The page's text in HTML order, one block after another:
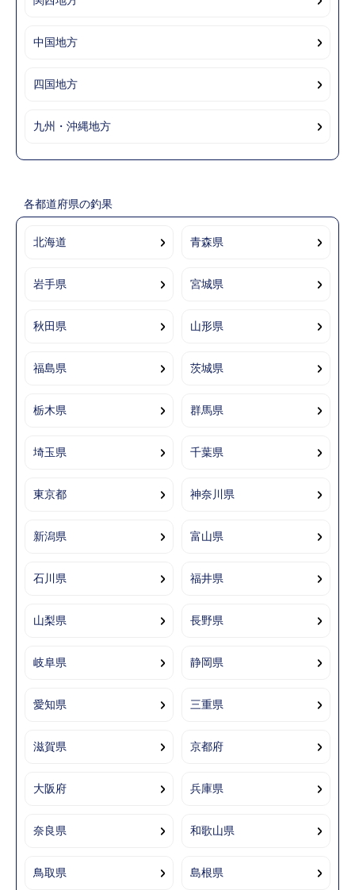
中国地方
四国地方
九州・沖縄地方
各都道府県の釣果
北海道 青森県
岩手県 宮城県
秋田県 山形県
福島県 茨城県
栃木県 群馬県
埼玉県 千葉県
東京都 神奈川県
新潟県 富山県
石川県 福井県
山梨県 長野県
岐阜県 静岡県
愛知県 三重県
滋賀県 京都府
大阪府 兵庫県
奈良県 和歌山県
鳥取県 島根県